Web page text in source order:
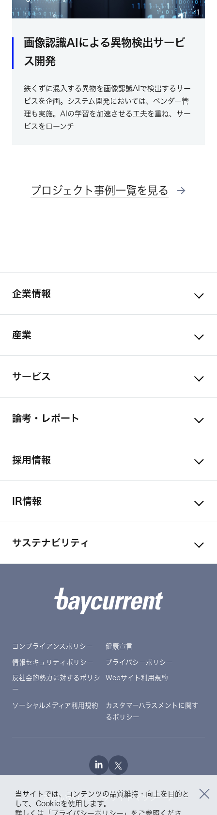
画像認識AIによる異物検出サービ
ス開発
鉄くずに混入する異物を画像認識AIで検出するサー
ビスを企画。システム開発においては、ベンダー管
理も実施。AIの学習を加速させる工夫を重ね、サー
ビスをローンチ
プロジェクト事例一覧を見る
当サイトでは、コンテンツの品質維持・向上を目的と
して、Cookieを使用します。
詳しくは「 プライバシーポリシー 」をご参照くださ
企業情報
産業
サービス
論考・レポート
採用情報
IR情報
サステナビリティ
コンプライアンスポリシー 健康宣言
情報セキュリティポリシー プライバシーポリシー
反社会的勢力に対するポリシ
ー
Webサイト利用規約
ソーシャルメディア利用規約
カスタマーハラスメントに関す
るポリシー
お問い合わせ サイトマップ